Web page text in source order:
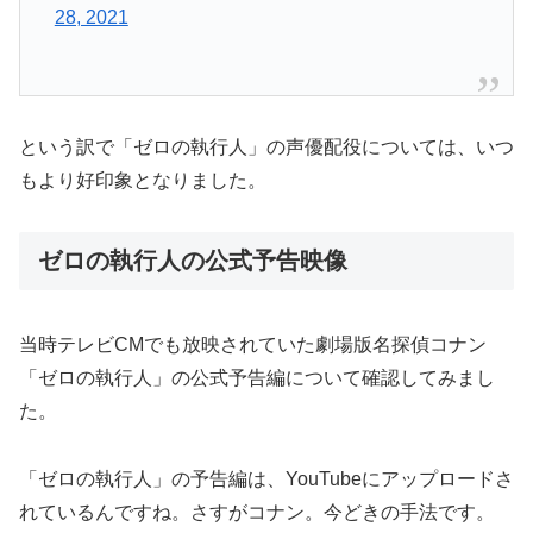
28, 2021
という訳で「ゼロの執行人」の声優配役については、いつ
もより好印象となりました。
ゼロの執行人の公式予告映像
当時テレビCMでも放映されていた劇場版名探偵コナン
「ゼロの執行人」の公式予告編について確認してみまし
た。
「ゼロの執行人」の予告編は、YouTubeにアップロードさ
れているんですね。さすがコナン。今どきの手法です。